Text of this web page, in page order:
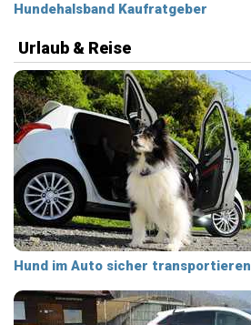
Hundehalsband Kaufratgeber
Urlaub & Reise
Hund im Auto sicher transportieren